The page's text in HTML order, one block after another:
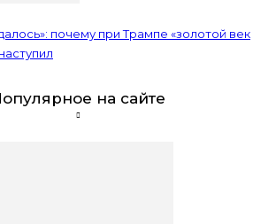
почему при Трампе «золотой век
на сайте